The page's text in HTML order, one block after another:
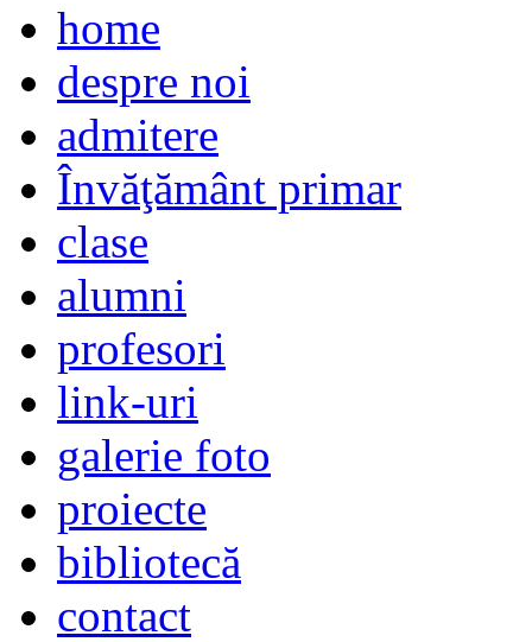
home
despre noi
admitere
Învăţământ primar
clase
alumni
profesori
link-uri
galerie foto
proiecte
bibliotecă
contact